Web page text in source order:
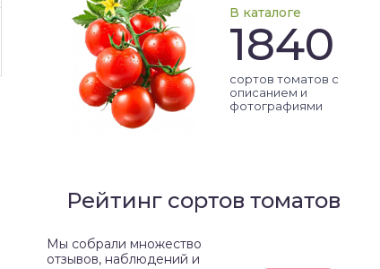
В каталоге
1840
сортов томатов с
описанием и
фотографиями
Рейтинг сортов томатов
Мы собрали множество
отзывов, наблюдений и